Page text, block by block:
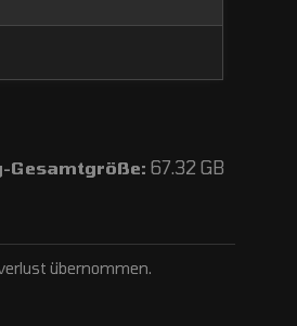
Gesamtgröße: 67.32 GB
übernommen.